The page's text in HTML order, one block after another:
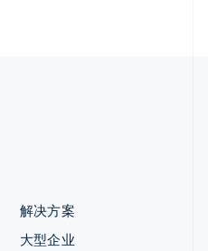
解决方案
大型企业